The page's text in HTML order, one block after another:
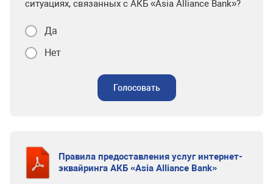
ситуациях, связанных с АКБ «Asia Alliance Bank»?
Да
Нет
Голосовать
Правила предоставления услуг интернет-
эквайринга АКБ «Asia Alliance Bank»